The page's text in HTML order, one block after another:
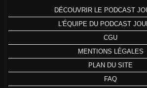
DÉCOUVRIR LE PODCAST
L'ÉQUIPE DU PODCAST
CGU
MENTIONS LÉGALES
PLAN DU SITE
FAQ